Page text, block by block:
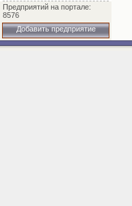
Предприятий на портале:
8576
Добавить предприятие